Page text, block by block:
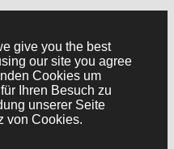
give you the best
our site you agree
Cookies um
Ihren Besuch zu
unserer Seite
von Cookies.